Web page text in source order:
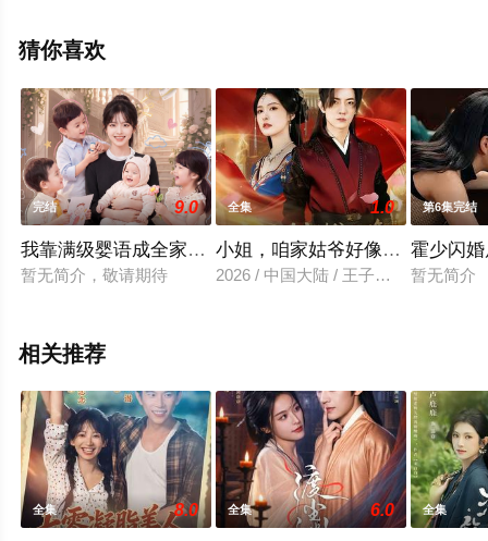
更多相关信息可移步至豆瓣电视剧、电视猫或剧情网等平
猜你喜欢
完结 9.0
我靠满级婴语成全家白月光
暂无简介，敬请期待
全集 1.0
小姐，咱家姑爷好像文武双全啊
2026 / 中国大陆 / 王子铭&程儿
第6集完结
霍少闪
暂无简介
相关推荐
全集 8.0 全集 6.0 全集